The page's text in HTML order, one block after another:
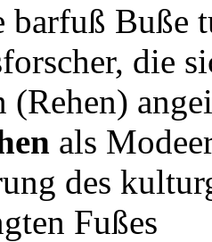
barfuß Buße
die
(Rehen)
als
des
Fußes